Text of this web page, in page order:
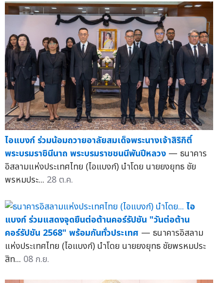
ไอแบงก์ ร่วมน้อมถวายอาลัยสมเด็จพระนางเจ้าสิริกิติ์
พระบรมราชินีนาถ พระบรมราชชนนีพันปีหลวง — ธนาคาร
อิสลามแห่งประเทศไทย (ไอแบงก์) นำโดย นายยงยุทธ ชัย
พรหมประ... 28 ต.ค.
ไอ
แบงก์ ร่วมแสดงจุดยืนต่อต้านคอร์รัปชัน "วันต่อต้าน
คอร์รัปชัน 2568" พร้อมกันทั่วประเทศ — ธนาคารอิสลาม
แห่งประเทศไทย (ไอแบงก์) นำโดย นายยงยุทธ ชัยพรหมประ
สิท... 08 ก.ย.